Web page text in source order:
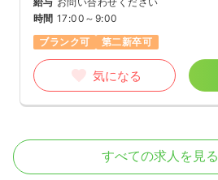
時間 17:00～9:00
ブランク可
第二新卒可
気になる
外来 正・准看護師すべての求人を見る